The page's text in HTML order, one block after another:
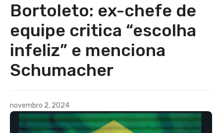
Bortoleto: ex-chefe de
equipe critica “escolha
infeliz” e menciona
Schumacher
novembro 2, 2024